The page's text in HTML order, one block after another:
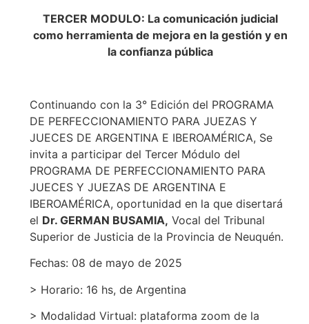
TERCER MODULO: La comunicación judicial
como herramienta de mejora en la gestión y en
la confianza pública
Continuando con la 3° Edición del PROGRAMA
DE PERFECCIONAMIENTO PARA JUEZAS Y
JUECES DE ARGENTINA E IBEROAMÉRICA, Se
invita a participar del Tercer Módulo del
PROGRAMA DE PERFECCIONAMIENTO PARA
JUECES Y JUEZAS DE ARGENTINA E
IBEROAMÉRICA, oportunidad en la que disertará
el Dr. GERMAN BUSAMIA, Vocal del Tribunal
Superior de Justicia de la Provincia de Neuquén.
Fechas: 08 de mayo de 2025
> Horario: 16 hs, de Argentina
> Modalidad Virtual: plataforma zoom de la